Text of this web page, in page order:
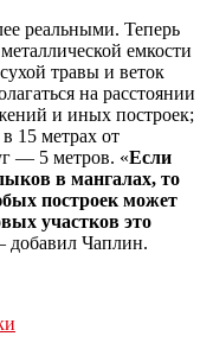
реальными. Теперь
емкости
травы и веток
на расстоянии
и иных построек;
15 метрах от
— 5 метров. «Если
в мангалах, то
построек может
участков это
добавил Чаплин.